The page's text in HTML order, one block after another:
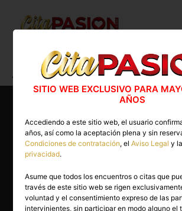
Cita PASION.COM>Escorts>
Anastasia
SITIO WEB EXCLUSIVO PARA
AÑOS
Accediendo a este sitio web, el usuario
años, así como la aceptación plena y sin
Condiciones de contratación, elAviso Legal y la
privacidad.
Asume que todos los encuentros o citas que
través de este sitio web se rigen
voluntad y el consentimiento expreso de las
intervinientes, sin participar en modo alguno el